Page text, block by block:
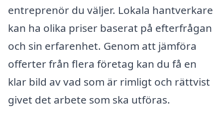
entreprenör du väljer. Lokala hantverkare
kan ha olika priser baserat på efterfrågan
och sin erfarenhet. Genom att jämföra
offerter från flera företag kan du få en
klar bild av vad som är rimligt och rättvist
givet det arbete som ska utföras.